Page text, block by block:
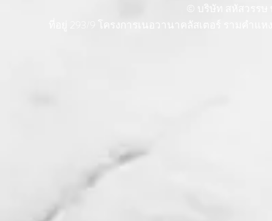
ที่อยู่ 293/9 โครงการเนอวานาคลัสเตอร์ รามคำ